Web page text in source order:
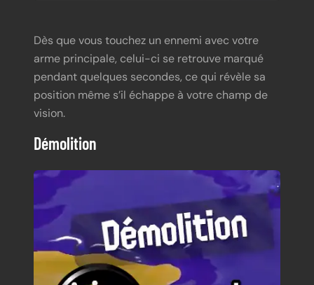
Dès que vous touchez un ennemi avec votre
arme principale, celui-ci se retrouve marqué
pendant quelques secondes, ce qui révèle sa
position même s’il échappe à votre champ de
vision.
Démolition